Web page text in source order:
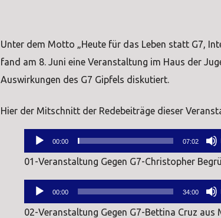
Unter dem Motto „Heute für das Leben statt G7,
fand am 8. Juni eine Veranstaltung im Haus der
Auswirkungen des G7 Gipfels diskutiert.
Hier der Mitschnitt der Redebeiträge dieser
Audio-
Player
00:00 07:02
01-Veranstaltung Gegen G7-Christopher
Audio-
Player
00:00 34:00
02-Veranstaltung Gegen G7-Bettina Cruz aus